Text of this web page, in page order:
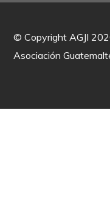
©Copyright AGJI
Asociación